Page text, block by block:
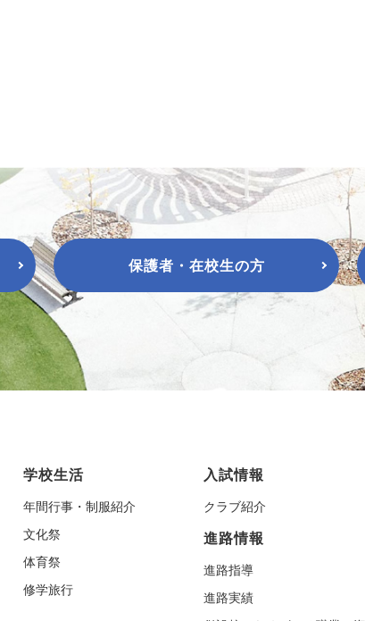
保護者・在校生の方
学校生活
年間行事・制服紹介
文化祭
体育祭
修学旅行
入試情報
クラブ紹介
進路情報
進路指導
進路実績